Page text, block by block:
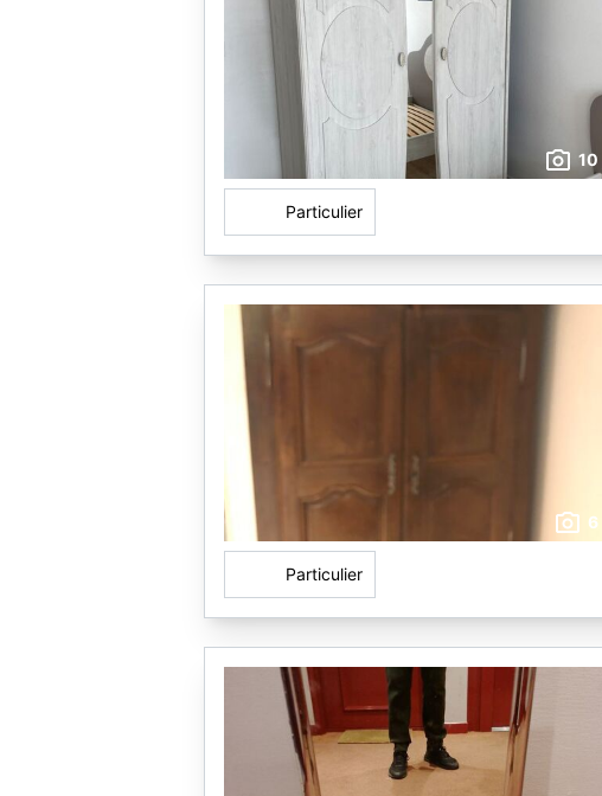
10
Particulier
6
Particulier